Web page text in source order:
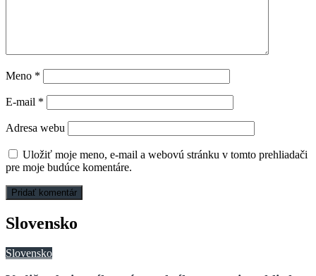
Meno *
E-mail *
Adresa webu
Uložiť moje meno, e-mail a webovú stránku v tomto prehliadači
pre moje budúce komentáre.
Slovensko
Slovensko